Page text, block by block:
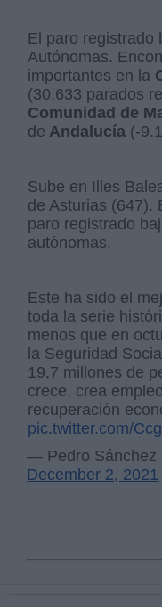
El paro registrado
Autónomas.
importantes en la
(30.633 parados
Comunidad de
de Andalucía (-
Sube en Illes
de Asturias (647).
paro registrado
autónomas.
Este ha sido el
toda la serie
menos que en
la Seguridad
19,7 millones de
crece, crea
recuperación
pic.twitter.com/
— Pedro Sánchez
December 2, 2021